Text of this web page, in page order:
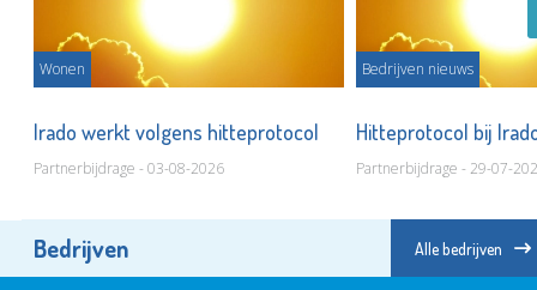
Wonen
Irado werkt volgens hitteprotocol
Partnerbijdrage - 03-08-2026
Bedrijven nieuws
Hitteprotocol bij
Partnerbijdrage - 29-07-
Bedrijven Alle bedrijven